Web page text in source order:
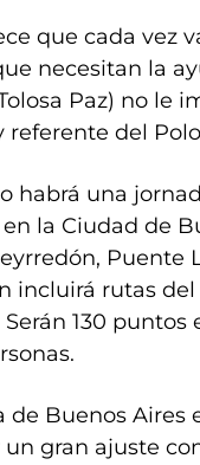
que cada vez
necesitan la
Paz) no le
del
habrá una
la Ciudad de
Puente
incluirá rutas
130
de Buenos
gran ajuste